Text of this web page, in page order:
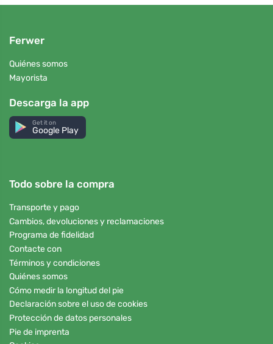
Ferwer
Quiénes somos
Mayorista
Descarga la app
Get it on
Google Play
Todo sobre la compra
Transporte y pago
Cambios, devoluciones y reclamaciones
Programa de fidelidad
Contacte con
Términos y condiciones
Quiénes somos
Cómo medir la longitud del pie
Declaración sobre el uso de cookies
Protección de datos personales
Pie de imprenta